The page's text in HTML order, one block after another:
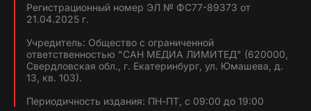
Регистрационный номер ЭЛ № ФС77-89373 от
21.04.2025 г.
Учредитель: Общество с ограниченной
ответственностью "САН МЕДИА ЛИМИТЕД" (620000,
Свердловская обл., г. Екатеринбург, ул. Юмашева, д.
13, кв. 103).
Периодичность издания: ПН-ПТ, с 09:00 до 19:00